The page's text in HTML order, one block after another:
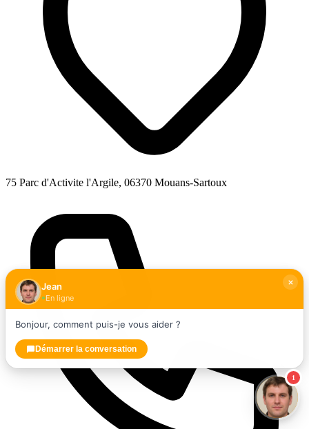
75 Parc d'Activite l'Argile, 06370 Mouans-Sartoux
1
Jean
En ligne
Bonjour, comment puis-je vous aider ?
Démarrer la conversation